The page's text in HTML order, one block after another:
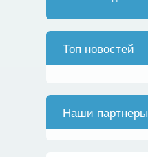
Топ новостей
Наши партнеры